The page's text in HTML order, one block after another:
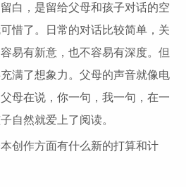
，是留给父母和孩子对话的空
惜了。日常的对话比较简单，关
易有新意，也不容易有深度。但
满了想象力。父母的声音就像电
母在说，你一句，我一句，在一
自然就爱上了阅读。
作方面有什么新的打算和计